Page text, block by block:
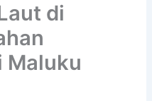
di
Maluku